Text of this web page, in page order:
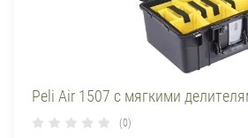
Peli Air 1507 с мягкими
(0)